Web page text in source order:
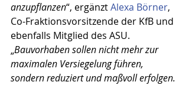
anzupflanzen“, ergänzt Alexa Börner,
Co-Fraktionsvorsitzende der KfB und
ebenfalls Mitglied des ASU.
„Bauvorhaben sollen nicht mehr zur
maximalen Versiegelung führen,
sondern reduziert und maßvoll erfolgen.